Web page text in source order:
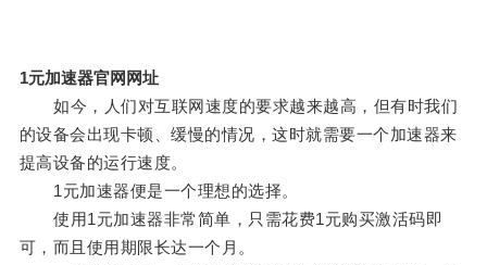
1元加速器官网网址
如今，人们对互联网速度的要求越来越高，但有时我们
的设备会出现卡顿、缓慢的情况，这时就需要一个加速器来
提高设备的运行速度。
1元加速器便是一个理想的选择。
使用1元加速器非常简单，只需花费1元购买激活码即
可，而且使用期限长达一个月。